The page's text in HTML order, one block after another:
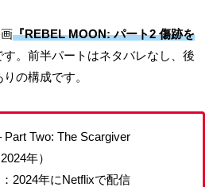
『REBEL MOON: パート2 傷跡を
。前半パートはネタバレなし、後
の構成です。
Part Two: The Scargiver
年）
2024年にNetflixで配信